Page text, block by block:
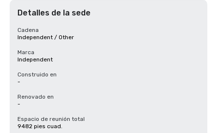
Detalles de la sede
Cadena
Independent / Other
Marca
Independent
Construido en
-
Renovado en
-
Espacio de reunión total
9482 pies cuad.